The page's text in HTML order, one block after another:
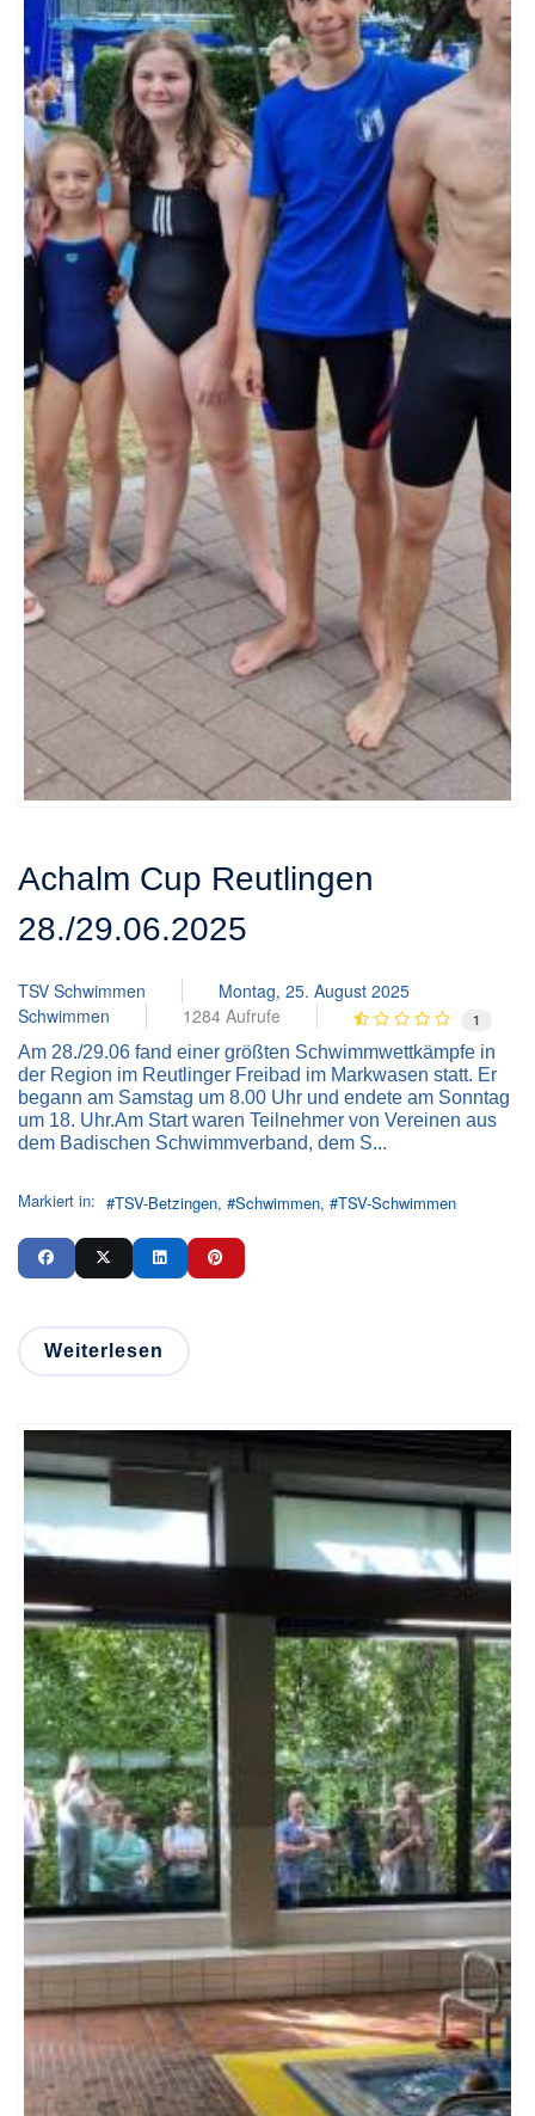
Achalm Cup Reutlingen
28./29.06.2025
TSV Schwimmen
Montag, 25. August 2025
Schwimmen
1284 Aufrufe 1
Am 28./29.06 fand einer größten Schwimmwettkämpfe in
der Region im Reutlinger Freibad im Markwasen statt. Er
begann am Samstag um 8.00 Uhr und endete am Sonntag
um 18. Uhr.Am Start waren Teilnehmer von Vereinen aus
dem Badischen Schwimmverband, dem S...
Markiert in: TSV-Betzingen Schwimmen TSV-Schwimmen
Weiterlesen